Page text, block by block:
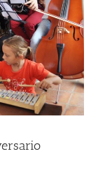
2017